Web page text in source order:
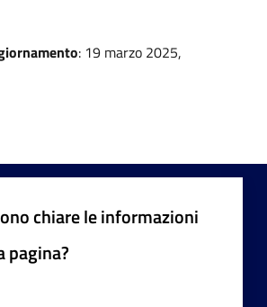
: 19 marzo 2025,
chiare le informazioni
pagina?